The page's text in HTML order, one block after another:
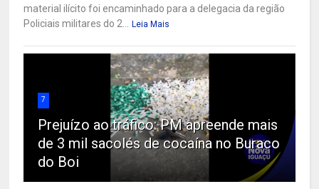
material ilícito foi encaminhado para a delegacia da região
Policiais militares do 2...
Leia Mais
7
Prejuízo ao tráfico: PM apreende mais
de 3 mil sacolés de cocaína no Buraco
do Boi